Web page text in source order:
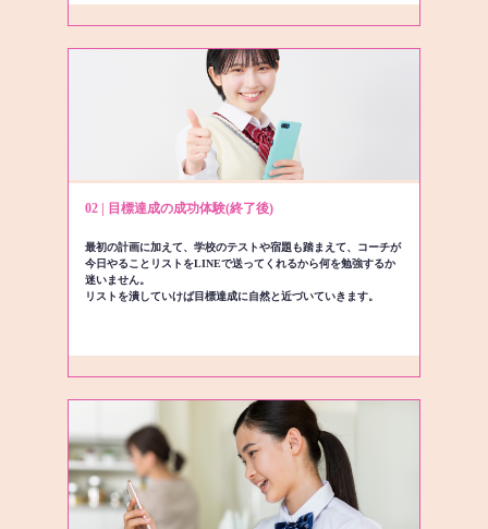
02 | 目標達成の成功体験(終了後)
最初の計画に加えて、学校のテストや宿題も踏まえて、コーチが
今日やることリストをLINEで送ってくれるから何を勉強するか
迷いません。
リストを潰していけば目標達成に自然と近づいていきます。